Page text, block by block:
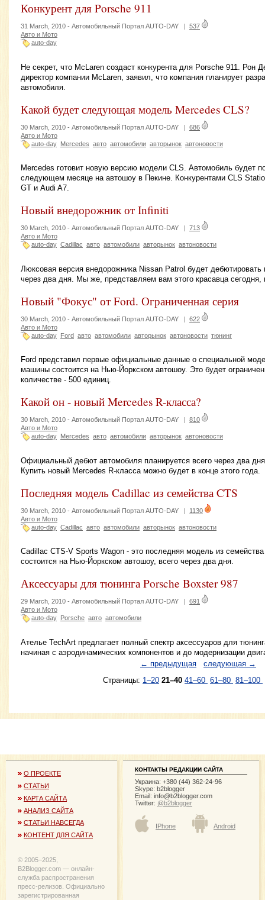
Конкурент для Porsche 911
31 March, 2010 - Автомобильный Портал AUTO-DAY | 537
Авто и Мото
auto-day
Не секрет, что McLaren создаст конкурента для Porsche 911. Рон
директор компании McLaren, заявил, что компания планирует
автомобиля.
Какой будет следующая модель Mercedes CLS?
30 March, 2010 - Автомобильный Портал AUTO-DAY | 686
Авто и Мото
auto-day Mercedes авто автомобили авторынок автоновости
Mercedes готовит новую версию модели CLS. Автомобиль будет
следующем месяце на автошоу в Пекине. Конкурентами CLS
GT и Audi A7.
Новый внедорожник от Infiniti
30 March, 2010 - Автомобильный Портал AUTO-DAY | 713
Авто и Мото
auto-day Cadillac авто автомобили авторынок автоновости
Люксовая версия внедорожника Nissan Patrol будет
через два дня. Мы же, представляем вам этого красавца сегодня,
Новый "Фокус" от Ford. Ограниченная серия
30 March, 2010 - Автомобильный Портал AUTO-DAY | 622
Авто и Мото
auto-day Ford авто автомобили авторынок автоновости тюнинг
Ford представил первые официальные данные о специальной
машины состоится на Нью-Йоркском автошоу. Это будет
количестве - 500 единиц.
Какой он - новый Mercedes R-класса?
30 March, 2010 - Автомобильный Портал AUTO-DAY | 810
Авто и Мото
auto-day Mercedes авто автомобили авторынок автоновости
Официальный дебют автомобиля планируется всего через два
Купить новый Mercedes R-класса можно будет в конце этого года.
Последняя модель Cadillac из семейства CTS
30 March, 2010 - Автомобильный Портал AUTO-DAY | 1130
Авто и Мото
auto-day Cadillac авто автомобили авторынок автоновости
Cadillac CTS-V Sports Wagon - это последняя модель из
состоится на Нью-Йоркском автошоу, всего через два дня.
Аксессуары для тюнинга Porsche Boxster 987
29 March, 2010 - Автомобильный Портал AUTO-DAY
691
Авто и Мото
auto-day
Porsche авто автомобили
Ателье TechArt предлагает полный спектр аксессуаров для
начиная с аэродинамических компонентов и до модернизации
← предыдущая
следующая →
Страницы: 1–20 21–40 41–60 61–80 81–100
О ПРОЕКТЕ
СТАТЬИ
КАРТА САЙТА
АНАЛИЗ САЙТА
СТАТЬИ НАВСЕГДА
КОНТЕНТ ДЛЯ САЙТА
© 2005−2025,
B2Blogger.com — онлайн-
служба распространения
пресс-релизов. Официально
зарегистрированная
КОНТАКТЫ РЕДАКЦИИ САЙТА
Украина: +380 (44) 362-24-96
Skype: b2blogger
Email: info@b2blogger.com
Twitter: @b2blogger
IPhone Android